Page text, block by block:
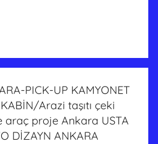
PICK-UP KAMYONET
Arazi taşıtı çeki
araç proje Ankara USTA
DİZAYN ANKARA